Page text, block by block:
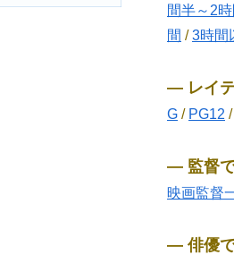
間半～2時
間 /3時間
― レイ
G / PG12 /
― 監督
映画監督
― 俳優